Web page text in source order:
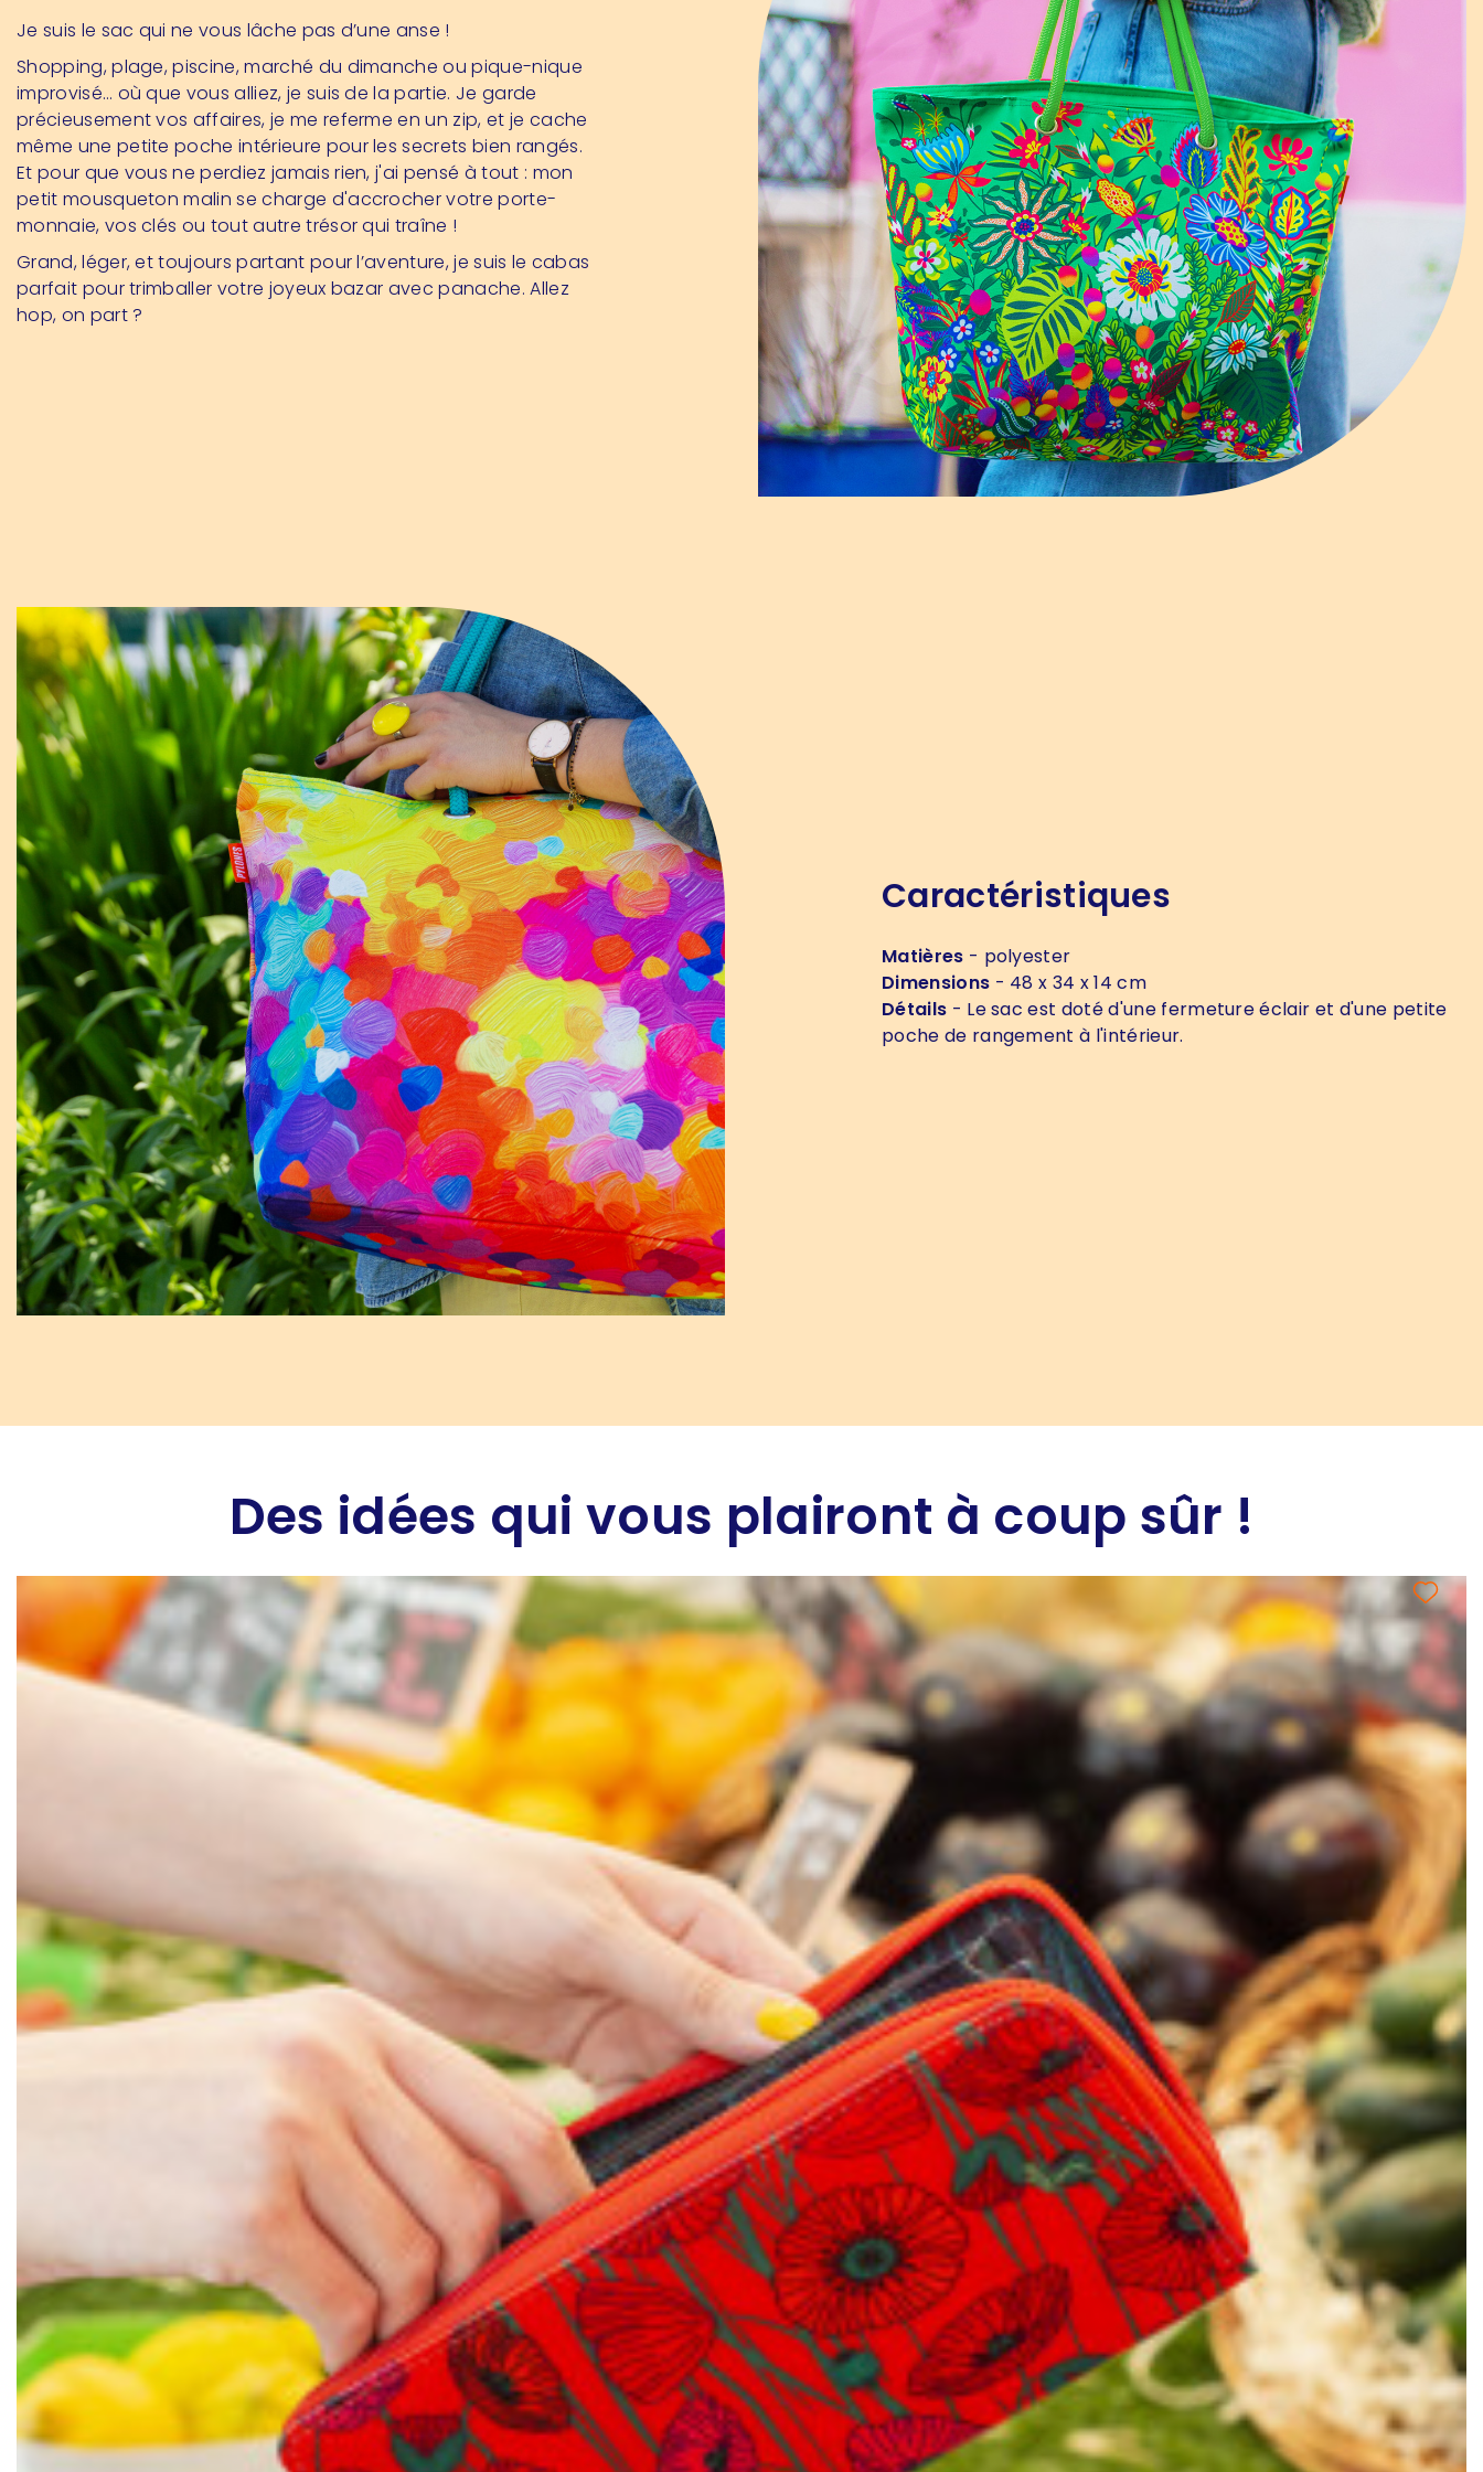
Je suis le sac qui ne vous lâche pas d’une anse !
Shopping, plage, piscine, marché du dimanche ou pique-nique
improvisé… où que vous alliez, je suis de la partie. Je garde
précieusement vos affaires, je me referme en un zip, et je cache
même une petite poche intérieure pour les secrets bien rangés.
Et pour que vous ne perdiez jamais rien, j'ai pensé à tout : mon
petit mousqueton malin se charge d'accrocher votre porte-
monnaie, vos clés ou tout autre trésor qui traîne !
Grand, léger, et toujours partant pour l’aventure, je suis le cabas
parfait pour trimballer votre joyeux bazar avec panache. Allez
hop, on part ?
Caractéristiques
Matières - polyester
Dimensions - 48 x 34 x 14 cm
Détails - Le sac est doté d'une fermeture éclair et d'une petite
poche de rangement à l'intérieur.
Des idées qui vous plairont à coup sûr !